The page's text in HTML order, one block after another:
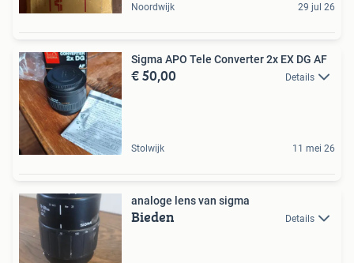
Noordwijk 29 jul 26
Sigma APO Tele Converter 2x EX DG AF
€ 50,00 Details
Stolwijk 11 mei 26
analoge lens van sigma
Bieden Details